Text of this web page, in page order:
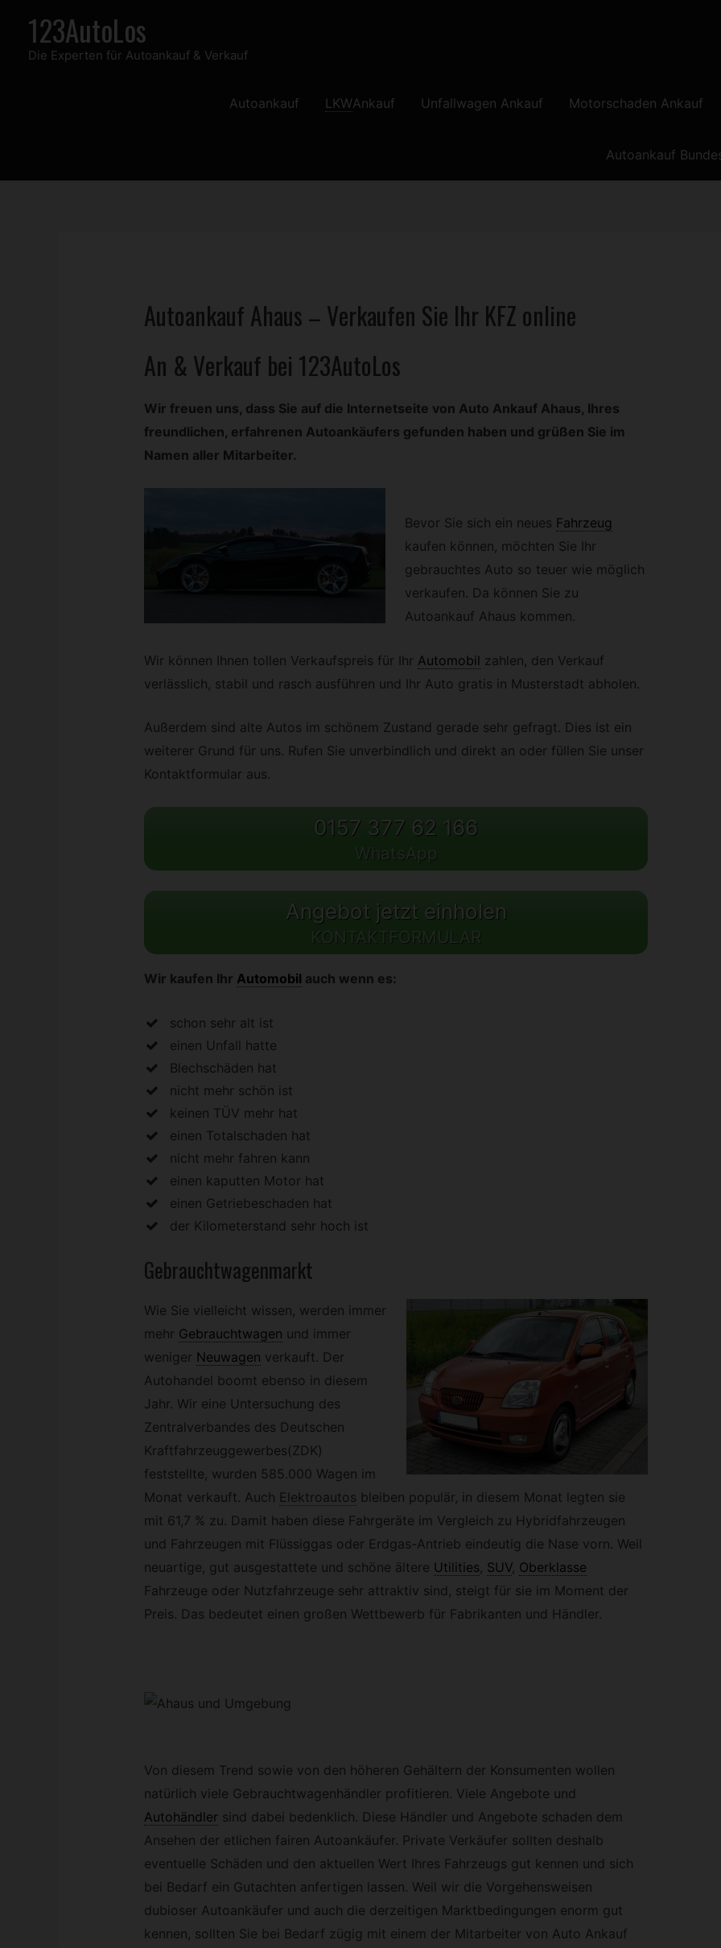
springen
123AutoLos
Die Experten für Autoankauf & Verkauf
Autoankauf LKWAnkauf Unfallwagen Ankauf Motorschaden Ankauf
Autoankauf
Autoankauf Ahaus – Verkaufen Sie Ihr KFZ online
An & Verkauf bei 123AutoLos
Wir freuen uns, dass Sie auf die Internetseite von Auto Ankauf Ahaus, Ihres
freundlichen, erfahrenen Autoankäufers gefunden haben und grüßen Sie im
Namen aller Mitarbeiter.
Bevor Sie sich ein neues Fahrzeug
kaufen können, möchten Sie Ihr
gebrauchtes Auto so teuer wie möglich
verkaufen. Da können Sie zu
Autoankauf Ahaus kommen.
Wir können Ihnen tollen Verkaufspreis für Ihr Automobil zahlen, den Verkauf
verlässlich, stabil und rasch ausführen und Ihr Auto gratis in Musterstadt abholen.
Außerdem sind alte Autos im schönem Zustand gerade sehr gefragt. Dies ist ein
weiterer Grund für uns. Rufen Sie unverbindlich und direkt an oder füllen Sie unser
Kontaktformular aus.
0157 377 62 166
WhatsApp
Angebot jetzt einholen
KONTAKTFORMULAR
Wir kaufen Ihr Automobil auch wenn es:
schon sehr alt ist
einen Unfall hatte
Blechschäden hat
nicht mehr schön ist
keinen TÜV mehr hat
einen Totalschaden hat
nicht mehr fahren kann
einen kaputten Motor hat
einen Getriebeschaden hat
der Kilometerstand sehr hoch ist
Gebrauchtwagenmarkt
Wie Sie vielleicht wissen, werden immer
mehr Gebrauchtwagen und immer
weniger Neuwagen verkauft. Der
Autohandel boomt ebenso in diesem
Jahr. Wir eine Untersuchung des
Zentralverbandes des Deutschen
Kraftfahrzeuggewerbes(ZDK)
feststellte, wurden 585.000 Wagen im
Monat verkauft. Auch Elektroautos bleiben populär, in diesem Monat legten sie
mit 61,7 % zu. Damit haben diese Fahrgeräte im Vergleich zu Hybridfahrzeugen
und Fahrzeugen mit Flüssiggas oder Erdgas-Antrieb eindeutig die Nase vorn. Weil
neuartige, gut ausgestattete und schöne ältere Utilities, SUV, Oberklasse
Fahrzeuge oder Nutzfahrzeuge sehr attraktiv sind, steigt für sie im Moment der
Preis. Das bedeutet einen großen Wettbewerb für Fabrikanten und Händler.
Von diesem Trend sowie von den höheren Gehältern der Konsumenten wollen
natürlich viele Gebrauchtwagenhändler profitieren. Viele Angebote und
Autohändler sind dabei bedenklich. Diese Händler und Angebote schaden dem
Ansehen der etlichen fairen Autoankäufer. Private Verkäufer sollten deshalb
eventuelle Schäden und den aktuellen Wert Ihres Fahrzeugs gut kennen und sich
bei Bedarf ein Gutachten anfertigen lassen. Weil wir die Vorgehensweisen
dubioser Autoankäufer und auch die derzeitigen Marktbedingungen enorm gut
kennen, sollten Sie bei Bedarf zügig mit einem der Mitarbeiter von Auto Ankauf